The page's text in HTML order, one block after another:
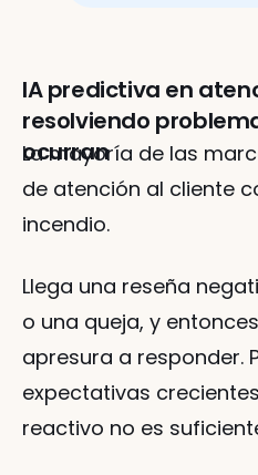
IA predictiva en
resolviendo
ocurran
La mayoría de las
de atención al cliente
incendio.
Llega una reseña
o una queja, y
apresura a responder.
expectativas
reactivo no es